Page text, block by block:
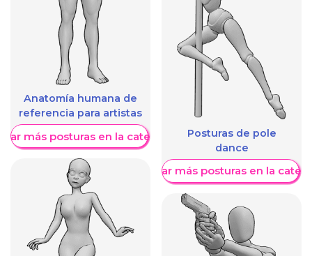
Anatomía humana de
referencia para artistas
más posturas en la categoría
Posturas de pole
dance
Mostrar más posturas en la